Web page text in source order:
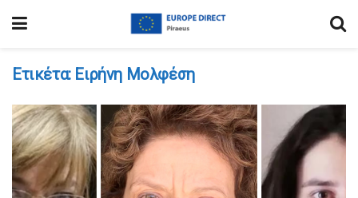
Ετικέτα: Ειρήνη Μολφέση